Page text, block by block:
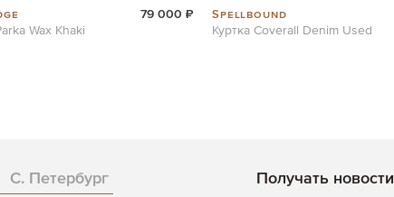
Wax Khaki
79 000 ₽ Spellbound
Куртка Coverall Denim Used
С. Петербург Получать новости